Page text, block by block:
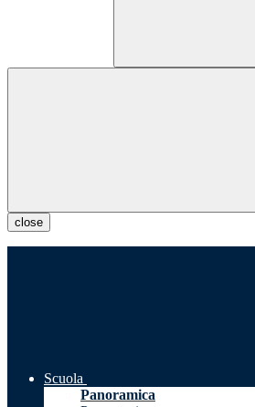
close
Scuola
Panoramica